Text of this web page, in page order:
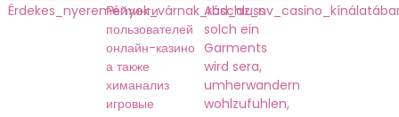
Рейтинги
пользователей
онлайн-казино
а также
химанализ
игровые
Abschluss
solch ein
Garments
wird sera,
umherwandern
wohlzufuhlen,